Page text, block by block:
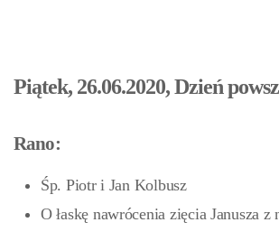
Piątek, 26.06.2020, Dzień
Rano:
Śp. Piotr i Jan Kolbusz
O łaskę nawrócenia zięcia Janusza z